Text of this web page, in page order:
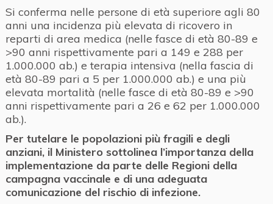
Si conferma nelle persone di età superiore agli 80
anni una incidenza più elevata di ricovero in
reparti di area medica (nelle fasce di età 80-89 e
>90 anni rispettivamente pari a 149 e 288 per
1.000.000 ab.) e terapia intensiva (nella fascia di
età 80-89 pari a 5 per 1.000.000 ab.) e una più
elevata mortalità (nelle fasce di età 80-89 e >90
anni rispettivamente pari a 26 e 62 per 1.000.000
ab.).
Per tutelare le popolazioni più fragili e degli
anziani, il Ministero sottolinea l’importanza della
implementazione da parte delle Regioni della
campagna vaccinale e di una adeguata
comunicazione del rischio di infezione.